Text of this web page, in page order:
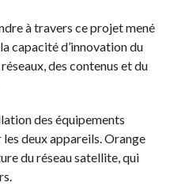
à travers ce projet mené
capacité d’innovation du
des contenus et du
des équipements
deux appareils. Orange
du réseau satellite, qui